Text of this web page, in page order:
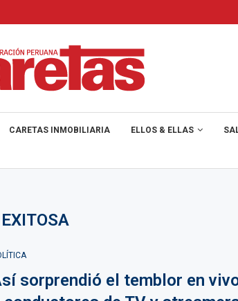
CARETAS INMOBILIARIA ELLOS & ELLAS
EXITOSA
sorprendió el temblor en